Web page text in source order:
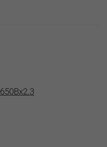
650Bx2.3